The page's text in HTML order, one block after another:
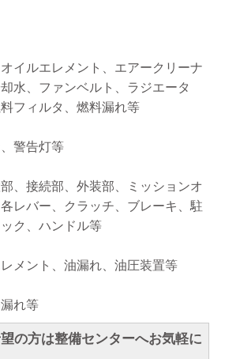
イルエレメント、エアークリーナ
水、ファンベルト、ラジエータ
フィルタ、燃料漏れ等
警告灯等
、接続部、外装部、ミッションオ
レバー、クラッチ、ブレーキ、駐
ク、ハンドル等
メント、油漏れ、油圧装置等
れ等
の方は整備センターへお気軽に